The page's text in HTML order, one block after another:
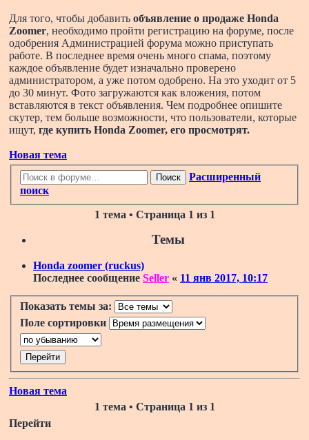
Для того, чтобы добавить объявление о продаже Honda
Zoomer, необходимо пройти регистрацию на форуме, после
одобрения Администрацией форума можно приступать
работе. В последнее время очень много спама, поэтому
каждое объявление будет изначально проверено
администратором, а уже потом одобрено. На это уходит от 5
до 30 минут. Фото загружаются как вложения, потом
вставляются в текст объявления. Чем подробнее опишите
скутер, тем больше возможности, что пользователи, которые
ищут, где купить Honda Zoomer, его просмотрят.
Новая тема
Поиск
Расширенный
поиск
1 тема • Страница 1 из 1
Темы
Honda zoomer (ruckus)
Последнее сообщение Seller « 11 янв 2017, 10:17
Показать темы за:
Поле сортировки
Новая тема
1 тема • Страница 1 из 1
Перейти